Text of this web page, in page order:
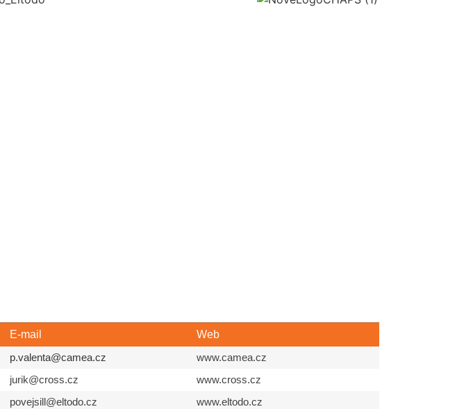
E-mail
Web
p.valenta@camea.cz
www.camea.cz
jurik@cross.cz
www.cross.cz
povejsill@eltodo.cz
www.eltodo.cz